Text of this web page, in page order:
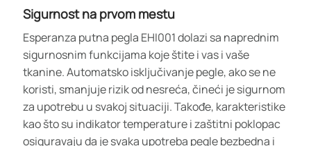
Sigurnost na prvom mestu
Esperanza putna pegla EHI001 dolazi sa naprednim
sigurnosnim funkcijama koje štite i vas i vaše
tkanine. Automatsko isključivanje pegle, ako se ne
koristi, smanjuje rizik od nesreća, čineći je sigurnom
za upotrebu u svakoj situaciji. Takođe, karakteristike
kao što su indikator temperature i zaštitni poklopac
osiguravaju da je svaka upotreba pegle bezbedna i